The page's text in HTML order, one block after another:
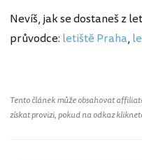
Nevíš, jak se dostaneš z
průvodce: letiště Praha,
Tento článek může obsahovat
získat provizi, pokud na odkaz